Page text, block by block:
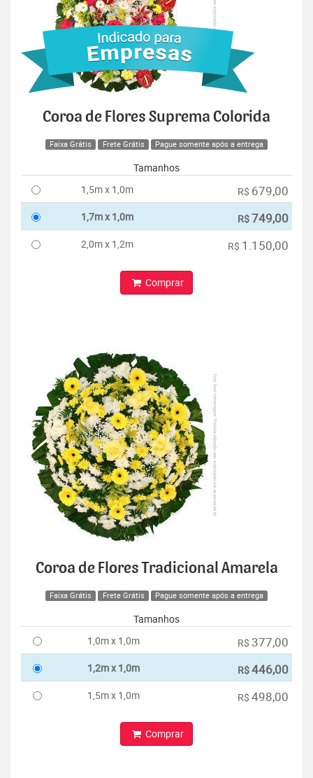
Coroa de Flores Suprema Colorida
Faixa Grátis Frete Grátis Pague somente após a entrega
Tamanhos
1,5m x 1,0m
R$ 679,00
1,7m x 1,0m R$749,00
2,0m x 1,2m R$ 1.150,00
Comprar
Coroa de Flores Tradicional Amarela
Faixa Grátis Frete Grátis Pague somente após a entrega
Tamanhos
1,0m x 1,0m
R$ 377,00
1,2m x 1,0m R$446,00
1,5m x 1,0m R$ 498,00
Comprar